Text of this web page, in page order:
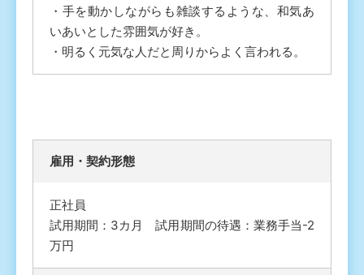
・手を動かしながらも雑談するような、和気あ
いあいとした雰囲気が好き。
・明るく元気な人だと周りからよく言われる。
雇⽤・契約形態
正社員
試用期間：3カ月 試用期間の待遇：業務手当-2
万円